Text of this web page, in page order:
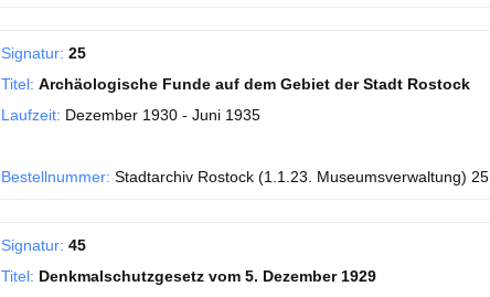
Signatur: 25
Titel: Archäologische Funde auf dem Gebiet der Stadt Rostock
Laufzeit: Dezember 1930 - Juni 1935
Bestellnummer: Stadtarchiv Rostock (1.1.23. Museumsverwaltung) 25
Signatur: 45
Titel: Denkmalschutzgesetz vom 5. Dezember 1929